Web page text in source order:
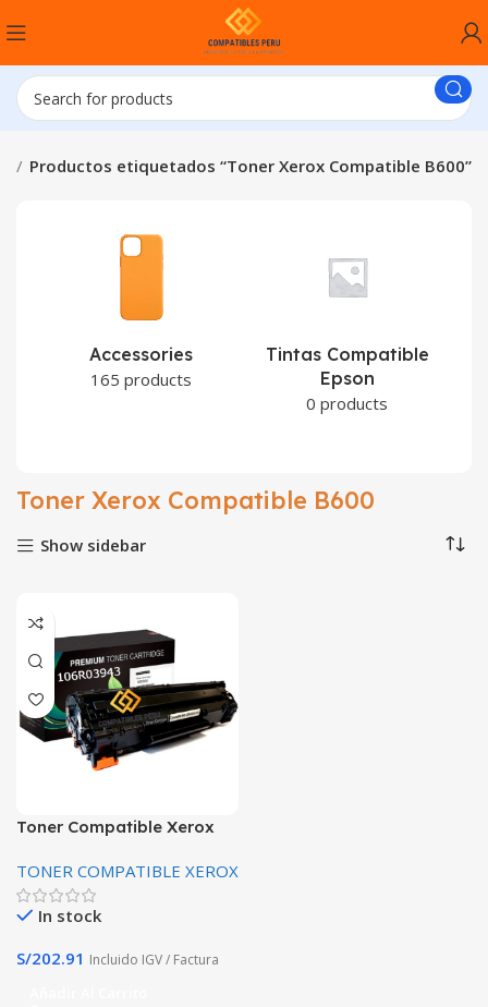
Productos etiquetados “Toner Xerox Compatible B600”
Accessories
165 products
Tintas Compatible
Epson
0 products
Toner Xerox Compatible B600
Show sidebar
Toner Compatible Xerox
Paginas Premium
TONER COMPATIBLE XEROX
In stock
S/202.91 Incluido IGV / Factura